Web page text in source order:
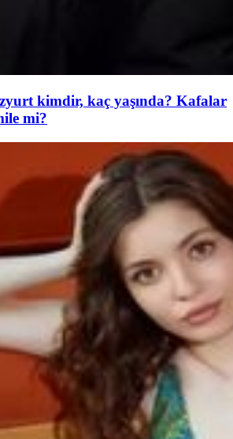
kimdir, kaç yaşında? Kafalar
mi?